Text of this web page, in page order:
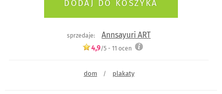
sprzedaje: Annsayuri ART
4,9/5 - 11 ocen
dom / plakaty